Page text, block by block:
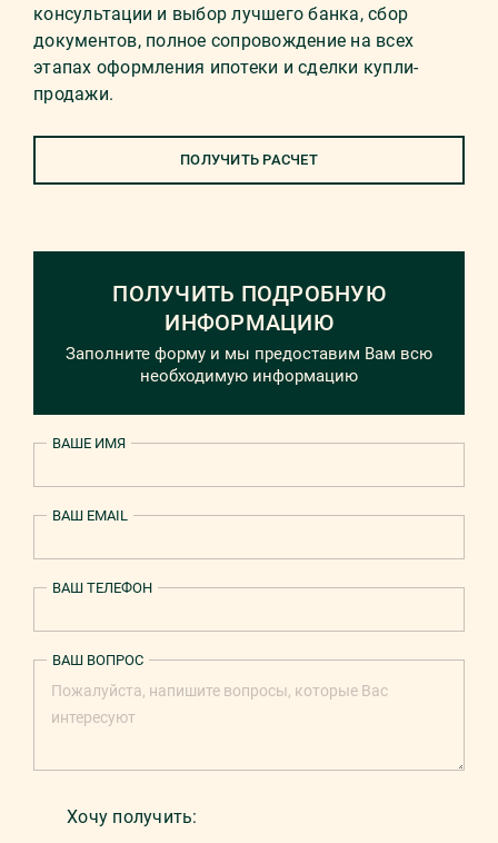
консультации и выбор лучшего банка, сбор
документов, полное сопровождение на всех
этапах оформления ипотеки и сделки купли-
продажи.
ПОЛУЧИТЬ РАСЧЕТ
ПОЛУЧИТЬ ПОДРОБНУЮ
ИНФОРМАЦИЮ
Заполните форму и мы предоставим Вам всю
необходимую информацию
ВАШЕ ИМЯ
ВАШ EMAIL
ВАШ ТЕЛЕФОН
Хочу получить:
ВАШ ВОПРОС